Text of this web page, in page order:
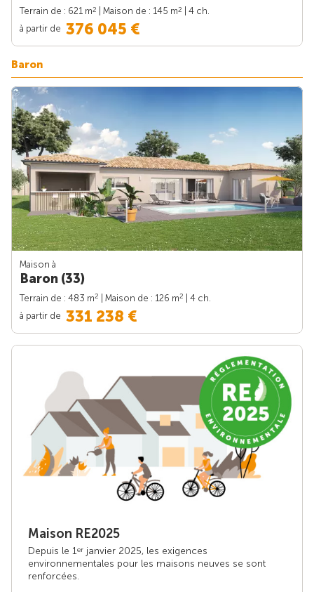
Terrain de : 621 m2 | Maison de : 145 m2
| 4 ch.
à partir de 376 045 €
Baron
Maison à
Baron (33)
Terrain de : 483 m2 | Maison de : 126 m2
| 4 ch.
à partir de 331 238 €
Maison RE2025
Depuis le 1er janvier 2025, les exigences
environnementales pour les maisons neuves se sont
renforcées.